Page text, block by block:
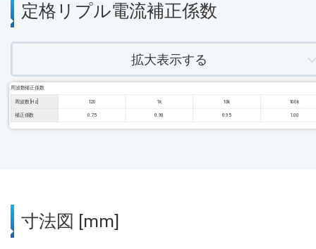
定格リプル電流補正係数
拡大表示する
周波数補正係数
周波数 [Hz] 120 1k 10k 100k
補正係数 0.75 0.90 0.95 1.00
寸法図 [mm]